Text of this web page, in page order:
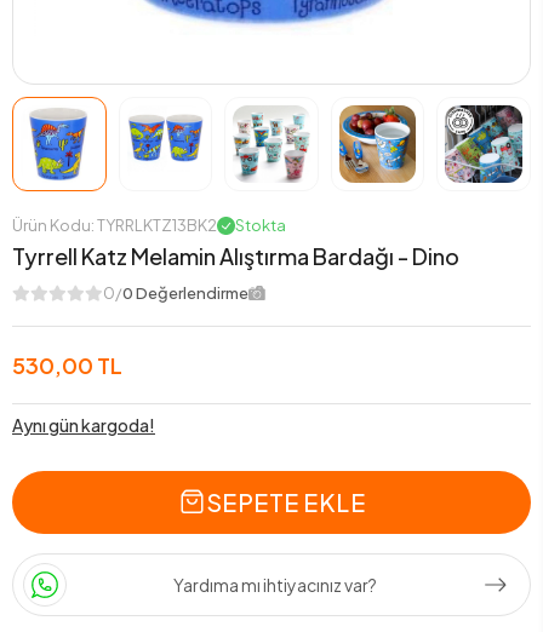
Ürün Kodu: TYRRLKTZ13BK2 Stokta
Tyrrell Katz Melamin Alıştırma Bardağı - Dino
0/0 Değerlendirme
530,00 TL
Aynı gün kargoda!
SEPETE EKLE
Yardıma mı ihtiyacınız var?